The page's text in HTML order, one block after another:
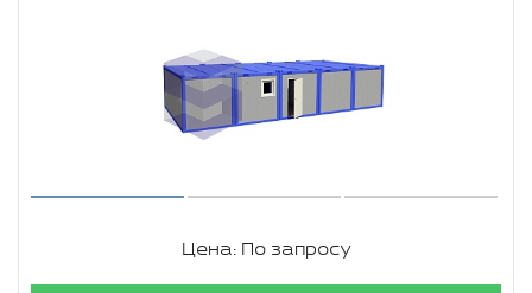
Цена: По запросу